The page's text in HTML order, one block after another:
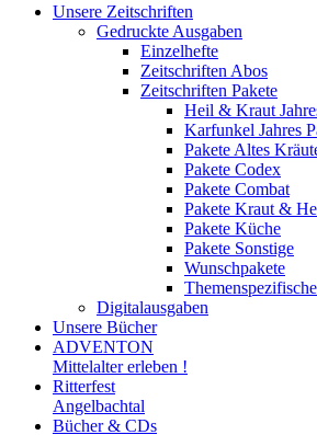
Unsere Zeitschriften
Gedruckte Ausgaben
Einzelhefte
Zeitschriften Abos
Zeitschriften Pakete
Heil & Kraut
Karfunkel Jahres
Pakete Altes
Pakete Codex
Pakete Combat
Pakete Kraut &
Pakete Küche
Pakete Sonstige
Wunschpakete
Digitalausgaben
Unsere Bücher
ADVENTON
Mittelalter erleben !
Ritterfest
Angelbachtal
Bücher & CDs